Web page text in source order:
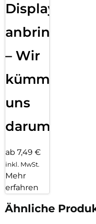
Displayfolie
anbringen
– Wir
kümmern
uns
darum!
ab 7,49 €
inkl. MwSt.
Mehr
erfahren
Ähnliche